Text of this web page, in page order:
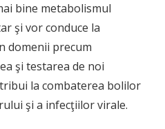
bine metabolismul
şi vor conduce la
domenii precum
şi testarea de noi
la combaterea bolilor
şi a infecţiilor virale.